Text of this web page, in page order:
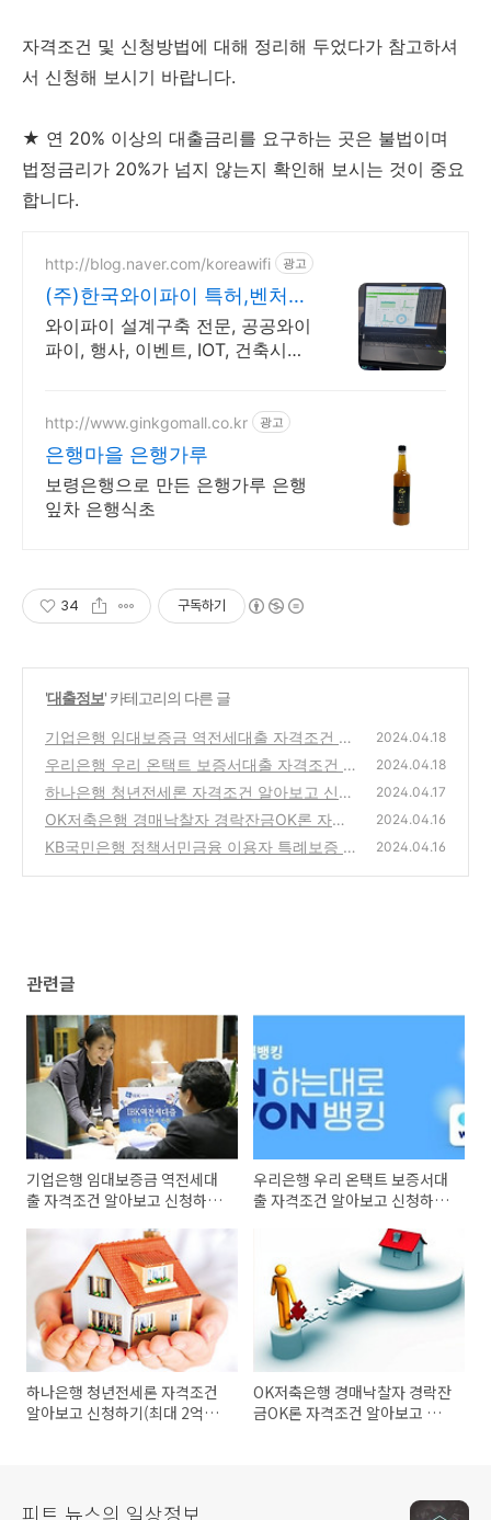
자격조건 및 신청방법에 대해 정리해 두었다가 참고하셔
서 신청해 보시기 바랍니다.
★ 연 20% 이상의 대출금리를 요구하는 곳은 불법이며
법정금리가 20%가 넘지 않는지 확인해 보시는 것이 중요
합니다.
http://blog.naver.com/koreawifi 광고
(주)한국와이파이 특허,벤처
1:1 맞춤 상담 및 견적
와이파이 설계구축 전문, 공공와이
파이, 행사, 이벤트, IOT, 건축시설
스 보유
http://www.ginkgomall.co.kr 광고
은행마을 은행가루
보령은행으로 만든 은행가루 은행
잎차 은행식초
34 구독하기
'대출정보' 카테고리의 다른 글
기업은행 임대보증금 역전세대출 자격조건 알
아보고 신청하기(최고 1억원 이내)
(22)
2024.04.18
우리은행 우리 온택트 보증서대출 자격조건 알
아보고 신청하기(최대 3천만원까지)
(21)
2024.04.18
하나은행 청년전세론 자격조건 알아보고 신청
하기(최대 2억원 이내)
(34)
2024.04.17
OK저축은행 경매낙찰자 경락잔금OK론 자격
조건 알아보고 신청하기
(40)
2024.04.16
KB국민은행 정책서민금융 이용자 특례보증 전
2024.04.16
관련글
기업은행 임대보증금 역전세대
출 자격조건 알아보고 신청하기
우리은행 우리 온택트 보증서대
출 자격조건 알아보고 신청하기
하나은행 청년전세론 자격조건
알아보고 신청하기(최대 2억원
OK저축은행 경매낙찰자 경락잔
금OK론 자격조건 알아보고 신
피트 뉴스의 일상정보